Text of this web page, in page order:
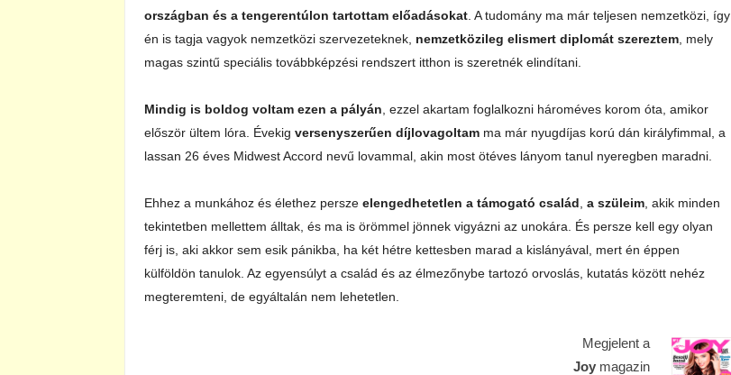
országban és a tengerentúlon tartottam előadásokat . A tudomány ma már teljesen nemzetközi, így
én is tagja vagyok nemzetközi szervezeteknek, nemzetközileg elismert diplomát szereztem , mely
magas szintű speciális továbbképzési rendszert itthon is szeretnék elindítani.
Mindig is boldog voltam ezen a pályán , ezzel akartam foglalkozni hároméves korom óta, amikor
először ültem lóra. Évekig versenyszerűen díjlovagoltam ma már nyugdíjas korú dán királyfimmal, a
lassan 26 éves Midwest Accord nevű lovammal, akin most ötéves lányom tanul nyeregben maradni.
Ehhez a munkához és élethez persze elengedhetetlen a támogató család a szüleim , akik minden
tekintetben mellettem álltak, és ma is örömmel jönnek vigyázni az unokára. És persze kell egy olyan
férj is, aki akkor sem esik pánikba, ha két hétre kettesben marad a kislányával, mert én éppen
külföldön tanulok. Az egyensúlyt a család és az élmezőnybe tartozó orvoslás, kutatás között nehéz
megteremteni, de egyáltalán nem lehetetlen.
Megjelent a
Joy magazin